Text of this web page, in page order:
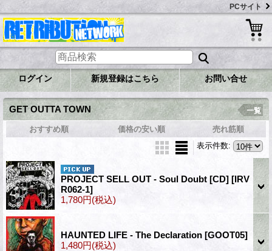
PCサイト
ログイン 新規登録はこちら お問い合せ
GET OUTTA TOWN 一覧
おすすめ順 価格の安い順
売れ筋順
表示件数:
PROJECT SELL OUT - Soul Doubt [CD] [IRV
R062-1]
1,780円(税込)
HAUNTED LIFE - The Declaration [GOOT05]
1,480円(税込)